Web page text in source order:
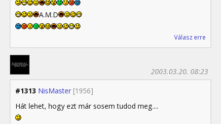
A.M.D
Válasz erre
#1313 NisMaster [1956]
2003.03.20. 08:23
Hát lehet, hogy ezt már sosem tudod meg....